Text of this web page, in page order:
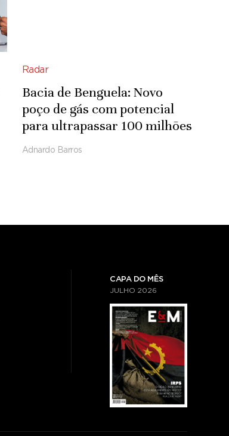
Radar
Bacia de Benguela: Novo
poço de gás com potencial
para ultrapassar 100 milhões
de pés cúbicos por dia
Adnardo Barros
CAPA DO MÊS
JULHO 2026